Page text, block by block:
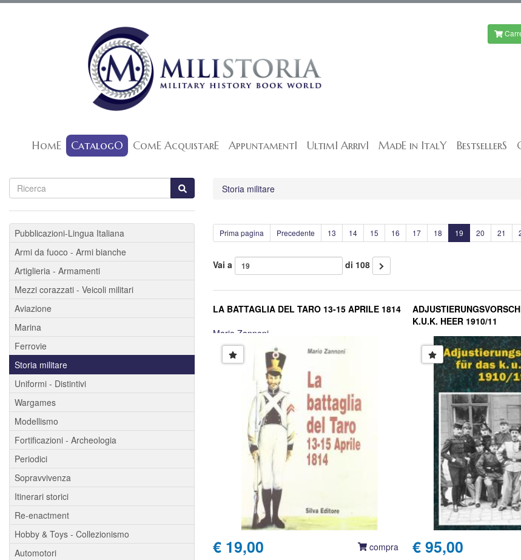
HomE CatalogO ComE AcquistarE AppuntamentI UltimI ArrivI MadE in ItalY BestsellerS
Storia militare
Prima pagina Precedente 13 14 15 16 17 18 19 20 21
Vai a di 108
LA BATTAGLIA DEL TARO 13-15 APRILE 1814
Mario Zannoni
€ 19,00 compra
K.U.K. HEER 1910/11
€ 95,00
Pubblicazioni-Lingua Italiana
Armi da fuoco - Armi bianche
Artiglieria - Armamenti
Mezzi corazzati - Veicoli militari
Aviazione
Marina
Ferrovie
Storia militare
Uniformi - Distintivi
Wargames
Modellismo
Fortificazioni - Archeologia
Periodici
Sopravvivenza
Itinerari storici
Re-enactment
Hobby & Toys - Collezionismo
Automotori